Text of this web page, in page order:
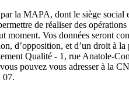
la MAPA, dont le siège
de réaliser des
Vos données seront
d’opposition, et d’un droit à
Qualité - 1, rue Anatole-
pouvez vous adresser à la
07.